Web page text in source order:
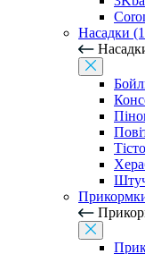
Насадки